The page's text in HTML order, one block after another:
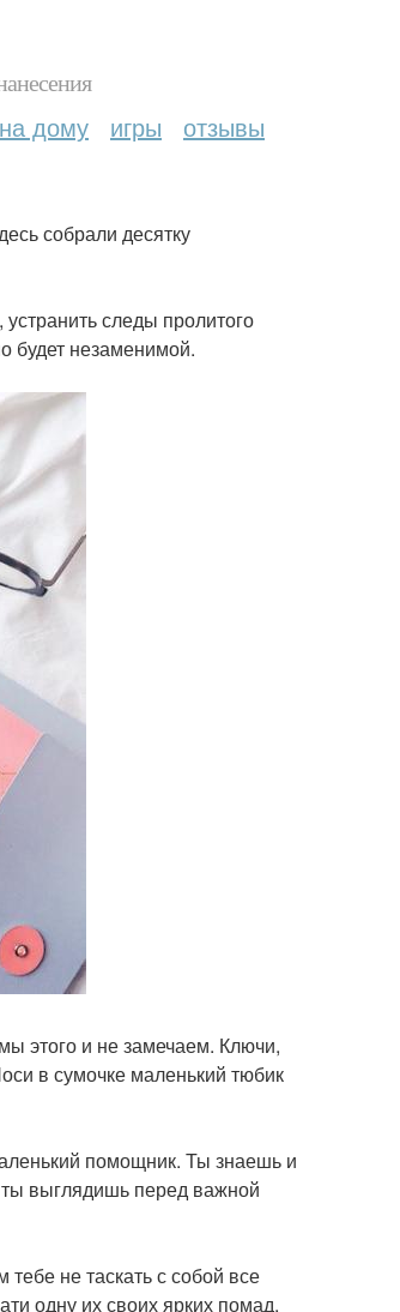
дому игры отзывы
собрали десятку
следы пролитого
будет незаменимой.
этого и не замечаем. Ключи,
в сумочке маленький тюбик
помощник. Ты знаешь и
ты выглядишь перед важной
не таскать с собой все
одну их своих ярких помад,